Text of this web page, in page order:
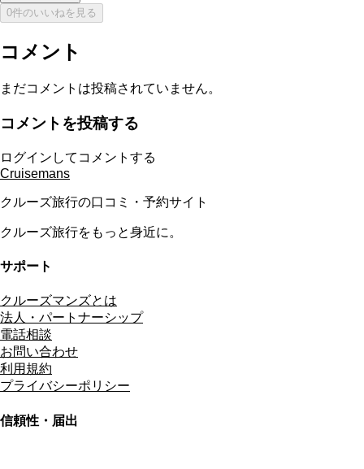
0件のいいねを見る
コメント
まだコメントは投稿されていません。
コメントを投稿する
ログインしてコメントする
Cruisemans
クルーズ旅行の口コミ・予約サイト
クルーズ旅行をもっと身近に。
サポート
クルーズマンズとは
法人・パートナーシップ
電話相談
お問い合わせ
利用規約
プライバシーポリシー
信頼性・届出